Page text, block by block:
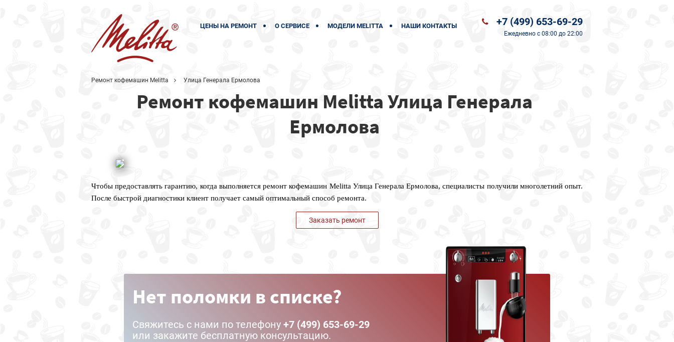
ЦЕНЫ НА РЕМОНТ О СЕРВИСЕ МОДЕЛИ MELITTA НАШИ КОНТАКТЫ +7 (499) 653-69-29
Ежедневно с 08:00 до 22:00
Ремонт кофемашин Melitta Улица Генерала Ермолова
Ремонт кофемашин Melitta Улица Генерала
Ермолова
Чтобы предоставлять гарантию, когда выполняется ремонт кофемашин Melitta Улица Генерала Ермолова, специалисты получили многолетний опыт.
После быстрой диагностики клиент получает самый оптимальный способ ремонта.
Заказать ремонт
Нет поломки в списке?
Свяжитесь с нами по телефону +7 (499) 653-69-29
или закажите бесплатную консультацию.